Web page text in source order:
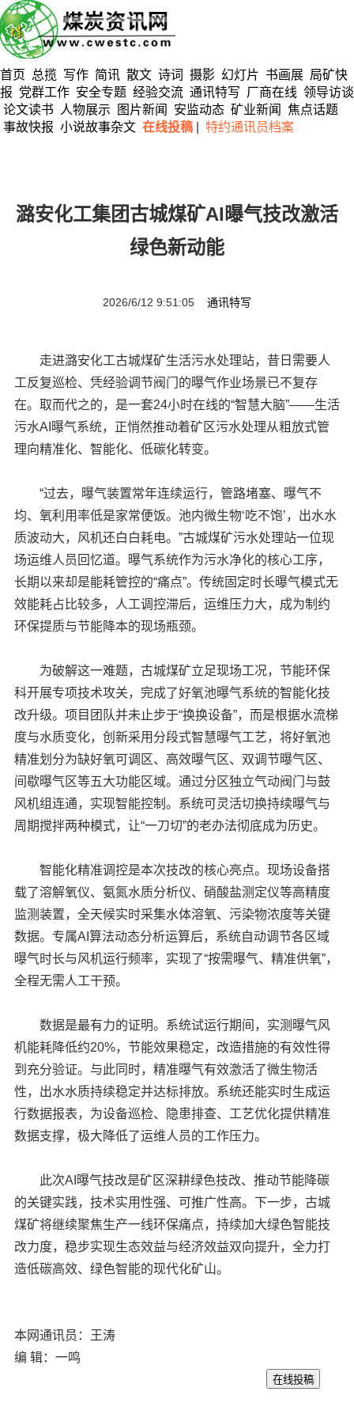
首页 总揽 写作 简讯 散文 诗词 摄影 幻灯片 书画展 局矿快
报 党群工作 安全专题 经验交流 通讯特写 厂商在线 领导访谈
论文读书
人物展示 图片新闻 安监动态 矿业新闻
焦点话题
事故快报 小说故事杂文 在线投稿 特约通讯员档案
潞安化工集团古城煤矿AI曝气技改激活
绿色新动能
2026/6/12 9:51:05 通讯特写
走进潞安化工古城煤矿生活污水处理站，昔日需要人
工反复巡检、凭经验调节阀门的曝气作业场景已不复存
在。取而代之的，是一套24小时在线的“智慧大脑”——生活
污水AI曝气系统，正悄然推动着矿区污水处理从粗放式管
理向精准化、智能化、低碳化转变。
“过去，曝气装置常年连续运行，管路堵塞、曝气不
均、氧利用率低是家常便饭。池内微生物‘吃不饱’，出水水
质波动大，风机还白白耗电。”古城煤矿污水处理站一位现
场运维人员回忆道。曝气系统作为污水净化的核心工序，
长期以来却是能耗管控的“痛点”。传统固定时长曝气模式无
效能耗占比较多，人工调控滞后，运维压力大，成为制约
环保提质与节能降本的现场瓶颈。
为破解这一难题，古城煤矿立足现场工况，节能环保
科开展专项技术攻关，完成了好氧池曝气系统的智能化技
改升级。项目团队并未止步于“换换设备”，而是根据水流梯
度与水质变化，创新采用分段式智慧曝气工艺，将好氧池
精准划分为缺好氧可调区、高效曝气区、双调节曝气区、
间歇曝气区等五大功能区域。通过分区独立气动阀门与鼓
风机组连通，实现智能控制。系统可灵活切换持续曝气与
周期搅拌两种模式，让“一刀切”的老办法彻底成为历史。
智能化精准调控是本次技改的核心亮点。现场设备搭
载了溶解氧仪、氨氮水质分析仪、硝酸盐测定仪等高精度
监测装置，全天候实时采集水体溶氧、污染物浓度等关键
数据。专属AI算法动态分析运算后，系统自动调节各区域
曝气时长与风机运行频率，实现了“按需曝气、精准供氧”，
全程无需人工干预。
数据是最有力的证明。系统试运行期间，实测曝气风
机能耗降低约20%，节能效果稳定，改造措施的有效性得
到充分验证。与此同时，精准曝气有效激活了微生物活
性，出水水质持续稳定并达标排放。系统还能实时生成运
行数据报表，为设备巡检、隐患排查、工艺优化提供精准
数据支撑，极大降低了运维人员的工作压力。
此次AI曝气技改是矿区深耕绿色技改、推动节能降碳
的关键实践，技术实用性强、可推广性高。下一步，古城
煤矿将继续聚焦生产一线环保痛点，持续加大绿色智能技
改力度，稳步实现生态效益与经济效益双向提升，全力打
造低碳高效、绿色智能的现代化矿山。
本网通讯员：王涛
编 辑：一鸣